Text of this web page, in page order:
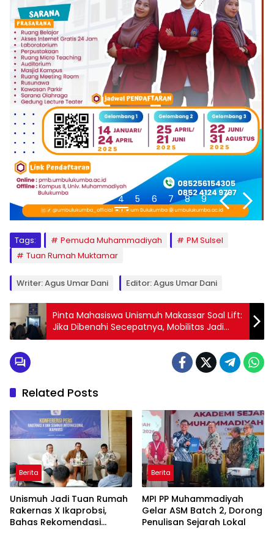
4 5 6 7 8 9
Tags: Pemuda Muhammadiyah
PM Sulsel
Tuan Rumah Muktamar
Writer: Agus Umar Dani Editor: Agus Umar Dani
Pinta Mahasiswa Unismuh Makassar Soal Lift:
Jika Dibenahi Secepatnya, Mobilitas Jadi
Lancar
Related Posts
Berita
Unismuh Jadi Tuan Rumah
Rakernas X Ikaprobsi,
Bahas Rekomendasi
Berita
MPI PP Muhammadiyah
Gelar ASM Batch 2, Dorong
Penulisan Sejarah Lokal